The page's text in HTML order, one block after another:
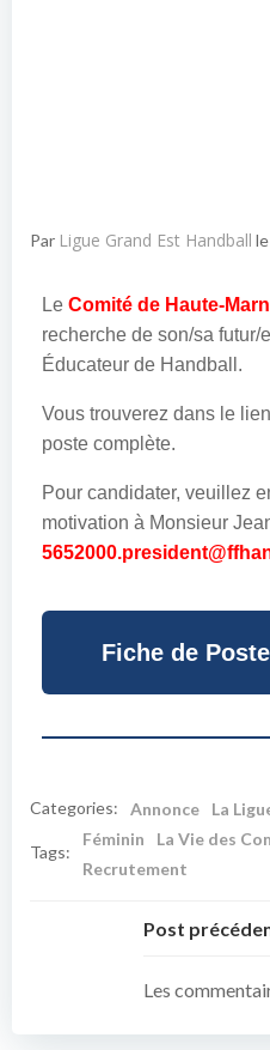
Par Ligue Grand Est Handball le
Le Comité de Haute-
recherche de son/sa futur/
Éducateur de Handball.
Vous trouverez dans le
poste complète.
Pour candidater, veuillez
motivation à Monsieur
Fiche de Poste
Categories: Annonce La
Tags:
Féminin La Vie des
Recrutement
Post
Les